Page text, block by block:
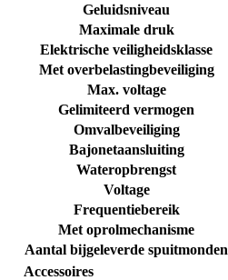
Geluidsniveau
Maximale druk
Elektrische veiligheidsklasse
Met overbelastingbeveiliging
Max. voltage
Gelimiteerd vermogen
Omvalbeveiliging
Bajonetaansluiting
Wateropbrengst
Voltage
Frequentiebereik
Met oprolmechanisme
Aantal bijgeleverde spuitmonden
Accessoires